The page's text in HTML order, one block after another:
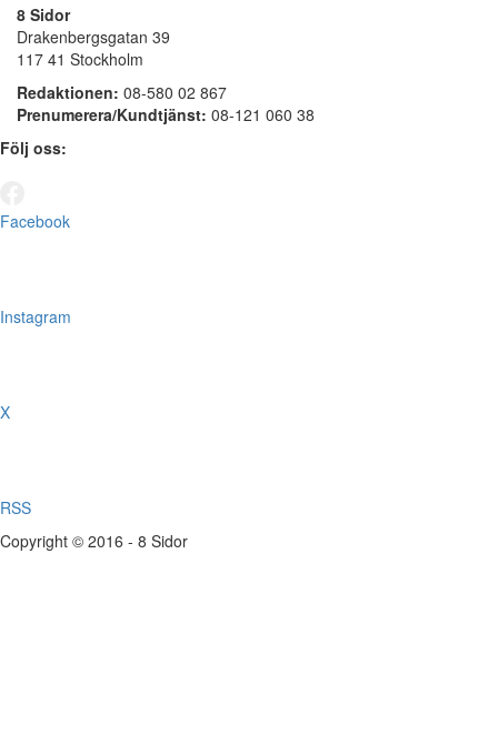
8 Sidor
Drakenbergsgatan 39
117 41 Stockholm
Redaktionen: 08-580 02 867
Prenumerera/Kundtjänst: 08-121 060 38
Följ oss:
Facebook
Instagram
X
RSS
Copyright © 2016 - 8 Sidor